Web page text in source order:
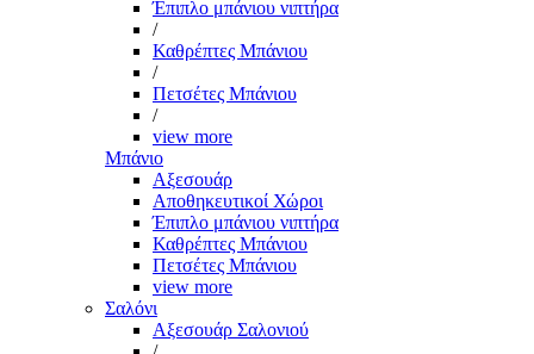
Έπιπλο μπάνιου νιπτήρα
/
Καθρέπτες Μπάνιου
/
Πετσέτες Μπάνιου
/
view more
Μπάνιο
Αξεσουάρ
Αποθηκευτικοί Χώροι
Έπιπλο μπάνιου νιπτήρα
Καθρέπτες Μπάνιου
Πετσέτες Μπάνιου
view more
Σαλόνι
Αξεσουάρ Σαλονιού